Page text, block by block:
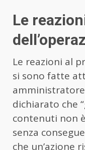
Le
Le reazioni al
si sono fatte
dichiarato che
contenuti non
senza
che un’azione